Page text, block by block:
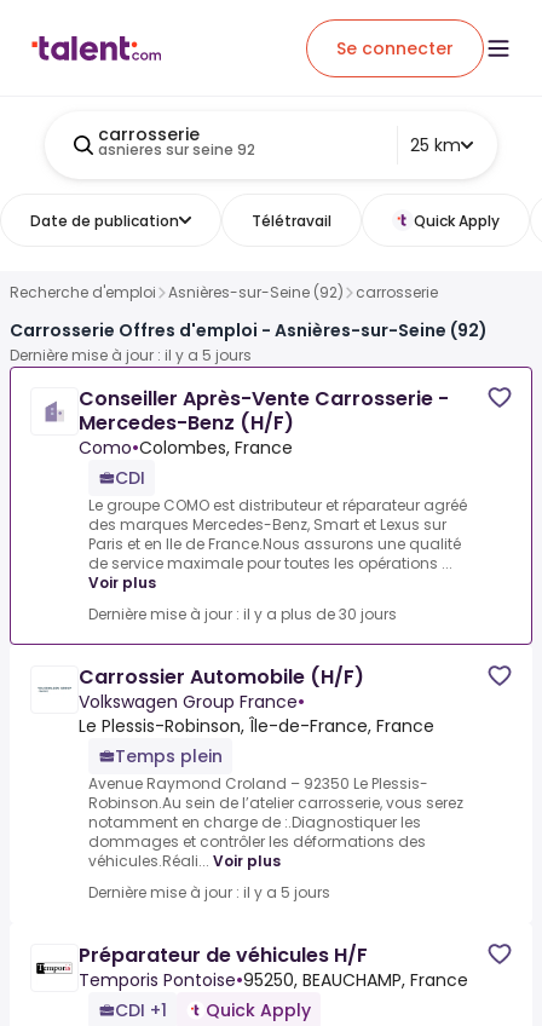
Se connecter
carrosserie
asnieres sur seine 92 25 km
Date de publication Télétravail Quick Apply
Recherche d'emploi Asnières-sur-Seine (92) carrosserie
Carrosserie Offres d'emploi - Asnières-sur-Seine (92)
Dernière mise à jour : il y a 5 jours
Conseiller Après-Vente Carrosserie -
Mercedes-Benz (H/F)
Como•Colombes, France
CDI
Le groupe COMO est distributeur et réparateur agréé
des marques Mercedes-Benz, Smart et Lexus sur
Paris et en Ile de France.Nous assurons une qualité
de service maximale pour toutes les opérations ...
Voir plus
Dernière mise à jour : il y a plus de 30 jours
Carrossier Automobile (H/F)
Volkswagen Group France•
Le Plessis-Robinson, Île-de-France, France
Temps plein
Avenue Raymond Croland – 92350 Le Plessis-
Robinson.Au sein de l’atelier carrosserie, vous serez
notamment en charge de :.Diagnostiquer les
dommages et contrôler les déformations des
véhicules.Réali... Voir plus
Dernière mise à jour : il y a 5 jours
Préparateur de véhicules H/F
Temporis Pontoise•95250, BEAUCHAMP, France
CDI +1
Quick Apply